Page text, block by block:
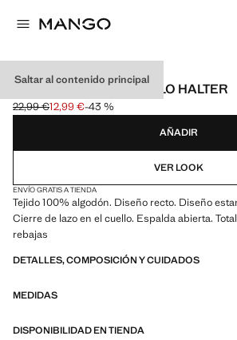
Saltar al contenido principal
TOP ESTAMPADO CUELLO HALTER
Precio inicial tachado [22,99 € ]
22,99 €
Precio actual [12,99 € ]
12,99 €-43 %
Selecciona un color
AÑADIR
VER LOOK
ENVÍO GRATIS A TIENDA
Tejido 100% algodón. Diseño recto. Diseño
Cierre de lazo en el cuello. Espalda abierta.
rebajas
DETALLES, COMPOSICIÓN Y CUIDADOS
MEDIDAS
DISPONIBILIDAD EN TIENDA